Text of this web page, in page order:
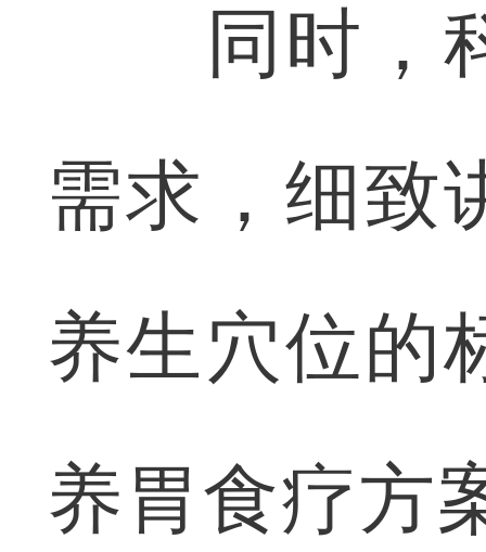
同时，科
需求，细致
养生穴位的
养胃食疗方